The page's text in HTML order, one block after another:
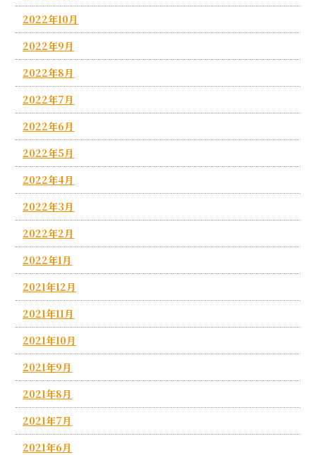
2022年10月
2022年9月
2022年8月
2022年7月
2022年6月
2022年5月
2022年4月
2022年3月
2022年2月
2022年1月
2021年12月
2021年11月
2021年10月
2021年9月
2021年8月
2021年7月
2021年6月